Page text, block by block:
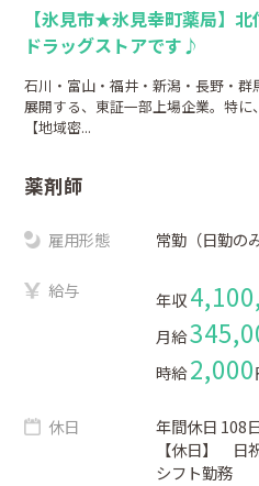
【氷見市★氷見幸町薬局】
ドラッグストアです♪
石川・富山・福井・新潟・長野・
展開する、東証一部上場企業。特に
【地域密...
薬剤師
雇用形態 常勤（日勤の
給与 年収
月給
時給2,000
休日
年間休日 108
【休日】 日
シフト勤務